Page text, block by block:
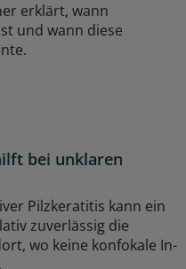
erklärt, wann
und wann diese
bei unklaren
Pilzkeratitis kann ein
zuverlässig die
wo keine konfokale In-